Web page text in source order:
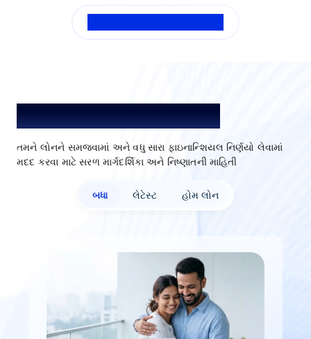
લોન સમજો. બહેતર પસંદ કરો.
તમને લોનને સમજવામાં અને વધુ સારા ફાઇનાન્શિયલ નિર્ણયો લેવામાં
મદદ કરવા માટે સરળ માર્ગદર્શિકા અને નિષ્ણાતની માહિતી​​​​​​
બધા લેટેસ્ટ હોમ લોન